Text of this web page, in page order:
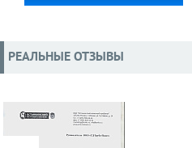
РЕАЛЬНЫЕ ОТЗЫВЫ